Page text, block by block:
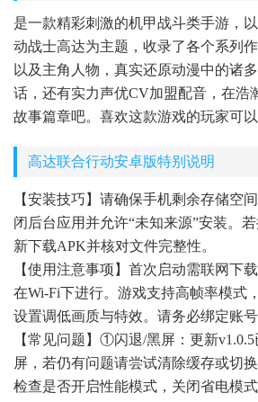
是一款精彩刺激的机甲战斗类手游，
动战士高达为主题，收录了各个系列
以及主角人物，真实还原动漫中的诸
话，还有实力声优CV加盟配音，在浩
故事篇章吧。喜欢这款游戏的玩家可以
高达联合行动安卓版特别说明
【安装技巧】请确保手机剩余存储空
闭后台应用并允许“未知来源”安装。
新下载APK并核对文件完整性。
【使用注意事项】首次启动需联网下
在Wi-Fi下进行。游戏支持高帧率模式
设置调低画质与特效。请务必绑定账号
【常见问题】①闪退/黑屏：更新
屏，若仍有问题请尝试清除缓存或切
检查是否开启性能模式，关闭省电模